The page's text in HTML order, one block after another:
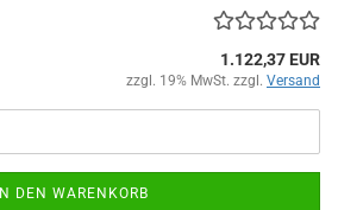
1.122,37 EUR
zzgl. 19% MwSt. zzgl. Versand
IN DEN WARENKORB